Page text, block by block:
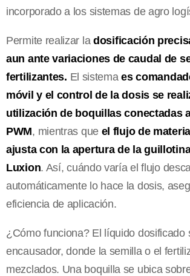
incorporado a los sistemas de agro
Permite realizar la dosificación
aun ante variaciones de caudal de
fertilizantes. El sistemaes
móvil y el control de la dosis se
utilización de boquillas conectadas
PWM, mientras que el flujo de
ajusta con la apertura de la
Luxion. Así, cuándo varía el flujo
automáticamente lo hace la dosis,
eficiencia de aplicación.
¿Cómo funciona? El líquido dosificado
encausador, donde la semilla o el
mezclados. Una boquilla se ubica